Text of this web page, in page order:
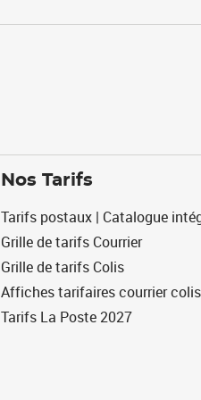
Nos Tarifs
Tarifs postaux | Catalogue
Grille de tarifs Courrier
Grille de tarifs Colis
Affiches tarifaires courrier colis
Tarifs La Poste 2027